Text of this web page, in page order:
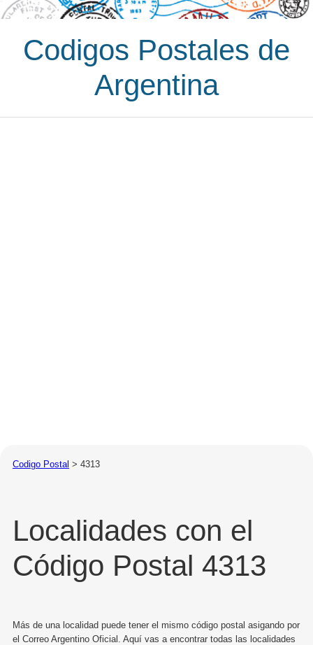
Codigos Postales de
Argentina
Codigo Postal > 4313
Localidades con el
Código Postal 4313
Más de una localidad puede tener el mismo código postal asigando por
el Correo Argentino Oficial. Aquí vas a encontrar todas las localidades